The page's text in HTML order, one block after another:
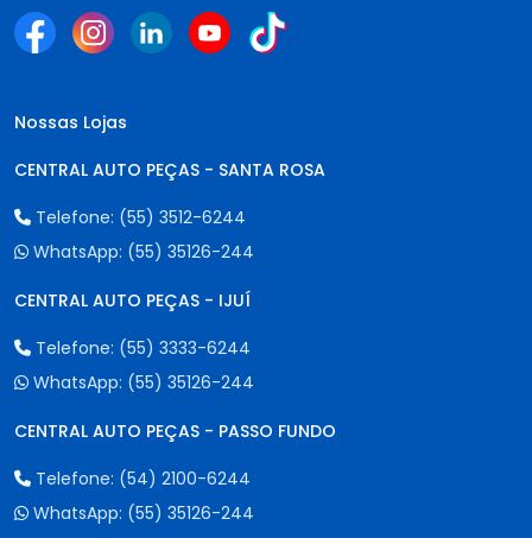
Nossas Lojas
CENTRAL AUTO PEÇAS - SANTA ROSA
Telefone: (55) 3512-6244
WhatsApp: (55) 35126-244
CENTRAL AUTO PEÇAS - IJUÍ
Telefone: (55) 3333-6244
WhatsApp: (55) 35126-244
CENTRAL AUTO PEÇAS - PASSO FUNDO
Telefone: (54) 2100-6244
WhatsApp: (55) 35126-244